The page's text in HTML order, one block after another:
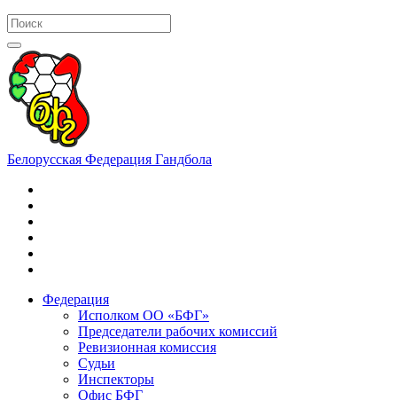
Белорусская Федерация Гандбола
Федерация
Исполком ОО «БФГ»
Председатели рабочих комиссий
Ревизионная комиссия
Судьи
Инспекторы
Офис БФГ